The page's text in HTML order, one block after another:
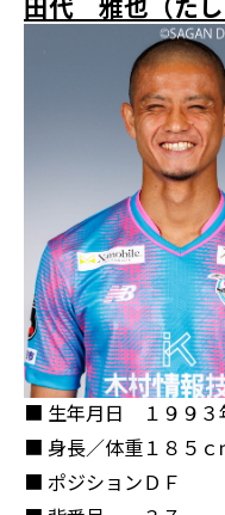
■ 生年月日
１９９
■ 身長／体重１８５
■ ポジションＤＦ